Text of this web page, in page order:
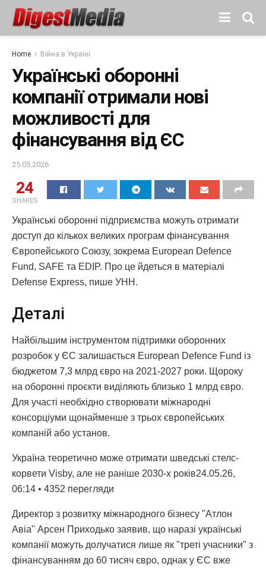
Home Війна в Україні
Українські оборонні
компанії отримали нові
можливості для
фінансування від ЄС
25.05.2026
24
SHARES
Українські оборонні підприємства можуть отримати
доступ до кількох великих програм фінансування
Європейського Союзу, зокрема European Defence
Fund, SAFE та EDIP. Про це йдеться в матеріалі
Defense Express, пише УНН.
Деталі
Найбільшим інструментом підтримки оборонних
розробок у ЄС залишається European Defence Fund із
бюджетом 7,3 млрд євро на 2021-2027 роки. Щороку
на оборонні проєкти виділяють близько 1 млрд євро.
Для участі необхідно створювати міжнародні
консорціуми щонайменше з трьох європейських
компаній або установ.
Україна теоретично може отримати шведські стелс-
корвети Visby, але не раніше 2030-х років24.05.26,
06:14 • 4352 перегляди
Директор з розвитку міжнародного бізнесу "Атлон
Авіа" Арсен Приходько заявив, що наразі українські
компанії можуть долучатися лише як "треті учасники" з
фінансуванням до 60 тисяч євро, однак у ЄС вже